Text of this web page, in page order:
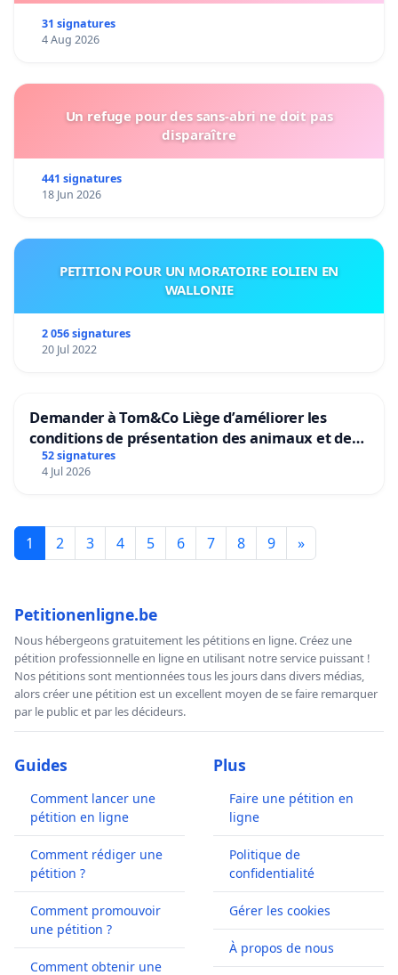
31 signatures
4 Aug 2026
Un refuge pour des sans-abri ne doit pas
disparaître
441 signatures
18 Jun 2026
PETITION POUR UN MORATOIRE EOLIEN EN
WALLONIE
2 056 signatures
20 Jul 2022
Demander à Tom&Co Liège d’améliorer les
conditions de présentation des animaux et de
mettre fin à la vente d’animaux en magasin
52 signatures
4 Jul 2026
1 2 3 4 5 6 7 8 9 »
Petitionenligne.be
Nous hébergeons gratuitement les pétitions en ligne. Créez une
pétition professionnelle en ligne en utilisant notre service puissant !
Nos pétitions sont mentionnées tous les jours dans divers médias,
alors créer une pétition est un excellent moyen de se faire remarquer
par le public et par les décideurs.
Guides
Comment lancer une
pétition en ligne
Comment rédiger une
pétition ?
Comment promouvoir
une pétition ?
Comment obtenir une
Plus
Faire une pétition en
ligne
Politique de
confidentialité
Gérer les cookies
À propos de nous